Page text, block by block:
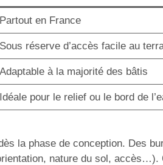
Partout en France
Sous réserve d’accès facile au
Adaptable à la majorité des bâtis
Idéale pour le relief ou le bord de
la phase de conception. Des
nature du sol, accès…).